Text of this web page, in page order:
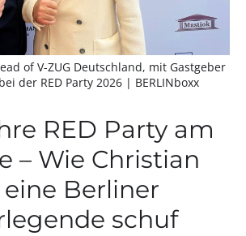
of V-ZUG Deutschland, mit Gastgeber
der RED Party 2026 | BERLINboxx
RED Party am
– Wie Christian
Berliner
schuf